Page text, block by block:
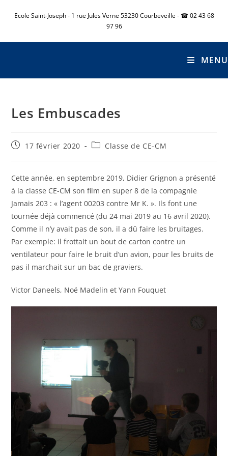
Ecole Saint-Joseph - 1 rue Jules Verne 53230 Courbeveille - ☎ 02 43 68
97 96
MENU
Les Embuscades
17 février 2020 Classe de CE-CM
Cette année, en septembre 2019, Didier Grignon a présenté
à la classe CE-CM son film en super 8 de la compagnie
Jamais 203 : « l’agent 00203 contre Mr K. ». Ils font une
tournée déjà commencé (du 24 mai 2019 au 16 avril 2020).
Comme il n’y avait pas de son, il a dû faire les bruitages.
Par exemple: il frottait un bout de carton contre un
ventilateur pour faire le bruit d’un avion, pour les bruits de
pas il marchait sur un bac de graviers.
Victor Daneels, Noé Madelin et Yann Fouquet